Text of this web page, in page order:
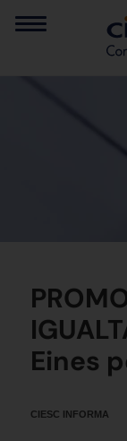
Eines
CIESC INFORMA